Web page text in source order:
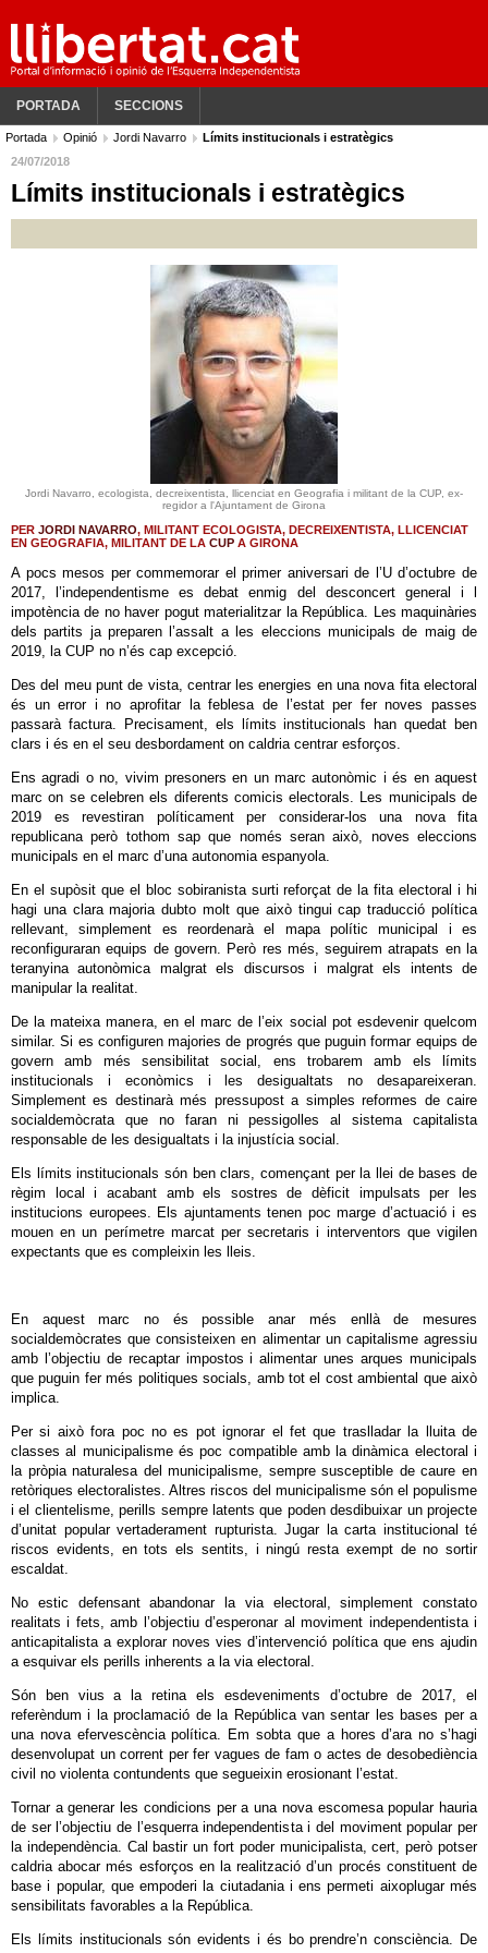
PORTADA SECCIONS
Portada Opinió Jordi Navarro
Límits institucionals i estratègics
24/07/2018
Límits institucionals i estratègics
Jordi Navarro, ecologista, decreixentista, llicenciat en Geografia i militant de la CUP, ex-
regidor a l'Ajuntament de Girona
PER JORDI NAVARRO, MILITANT ECOLOGISTA, DECREIXENTISTA, LLICENCIAT
EN GEOGRAFIA, MILITANT DE LA CUP A GIRONA
A pocs mesos per commemorar el primer aniversari de l’U d’octubre de
2017, l’independentisme es debat enmig del desconcert general i l
impotència de no haver pogut materialitzar la República. Les maquinàries
dels partits ja preparen l’assalt a les eleccions municipals de maig de
2019, la CUP no n’és cap excepció.
Des del meu punt de vista, centrar les energies en una nova fita electoral
és un error i no aprofitar la feblesa de l’estat per fer noves passes
passarà factura. Precisament, els límits institucionals han quedat ben
clars i és en el seu desbordament on caldria centrar esforços.
Ens agradi o no, vivim presoners en un marc autonòmic i és en aquest
marc on se celebren els diferents comicis electorals. Les municipals de
2019 es revestiran políticament per considerar-los una nova fita
republicana però tothom sap que només seran això, noves eleccions
municipals en el marc d’una autonomia espanyola.
En el supòsit que el bloc sobiranista surti reforçat de la fita electoral i hi
hagi una clara majoria dubto molt que això tingui cap traducció política
rellevant, simplement es reordenarà el mapa polític municipal i es
reconfiguraran equips de govern. Però res més, seguirem atrapats en la
teranyina autonòmica malgrat els discursos i malgrat els intents de
manipular la realitat.
De la mateixa manera, en el marc de l’eix social pot esdevenir quelcom
similar. Si es configuren majories de progrés que puguin formar equips de
govern amb més sensibilitat social, ens trobarem amb els límits
institucionals i econòmics i les desigualtats no desapareixeran.
Simplement es destinarà més pressupost a simples reformes de caire
socialdemòcrata que no faran ni pessigolles al sistema capitalista
responsable de les desigualtats i la injustícia social.
Els límits institucionals són ben clars, començant per la llei de bases de
règim local i acabant amb els sostres de dèficit impulsats per les
institucions europees. Els ajuntaments tenen poc marge d’actuació i es
mouen en un perímetre marcat per secretaris i interventors que vigilen
expectants que es compleixin les lleis.
En aquest marc no és possible anar més enllà de mesures
socialdemòcrates que consisteixen en alimentar un capitalisme agressiu
amb l’objectiu de recaptar impostos i alimentar unes arques municipals
que puguin fer més politiques socials, amb tot el cost ambiental que això
implica.
Per si això fora poc no es pot ignorar el fet que traslladar la lluita de
classes al municipalisme és poc compatible amb la dinàmica electoral i
la pròpia naturalesa del municipalisme, sempre susceptible de caure en
retòriques electoralistes. Altres riscos del municipalisme són el populisme
i el clientelisme, perills sempre latents que poden desdibuixar un projecte
d’unitat popular vertaderament rupturista. Jugar la carta institucional té
riscos evidents, en tots els sentits, i ningú resta exempt de no sortir
escaldat.
No estic defensant abandonar la via electoral, simplement constato
realitats i fets, amb l’objectiu d’esperonar al moviment independentista i
anticapitalista a explorar noves vies d’intervenció política que ens ajudin
a esquivar els perills inherents a la via electoral.
Són ben vius a la retina els esdeveniments d’octubre de 2017, el
referèndum i la proclamació de la República van sentar les bases per a
una nova efervescència política. Em sobta que a hores d’ara no s’hagi
desenvolupat un corrent per fer vagues de fam o actes de desobediència
civil no violenta contundents que segueixin erosionant l’estat.
Tornar a generar les condicions per a una nova escomesa popular hauria
de ser l’objectiu de l’esquerra independentista i del moviment popular per
la independència. Cal bastir un fort poder municipalista, cert, però potser
caldria abocar més esforços en la realització d’un procés constituent de
base i popular, que empoderi la ciutadania i ens permeti aixoplugar més
sensibilitats favorables a la República.
Els límits institucionals són evidents i és bo prendre’n consciència. De